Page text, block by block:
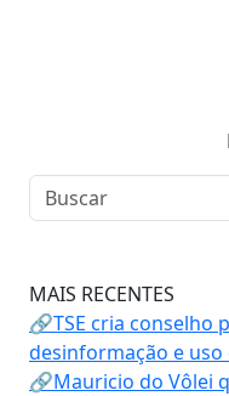
MAIS RECENTES
🔗TSE cria conselho
desinformação e
🔗Mauricio do Vôlei